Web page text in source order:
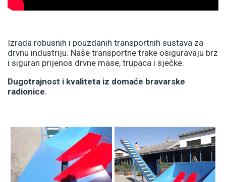
Izrada robusnih i pouzdanih transportnih sustava za
drvnu industriju. Naše transportne trake osiguravaju brz
i siguran prijenos drvne mase, trupaca i sječke.
Dugotrajnost i kvaliteta iz domaće bravarske
radionice.